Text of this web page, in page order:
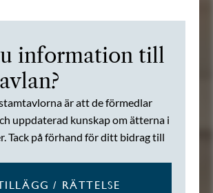
information till
är att de förmedlar
uppdaterad kunskap om ätterna i
Tack på förhand för ditt bidrag till
/ RÄTTELSE